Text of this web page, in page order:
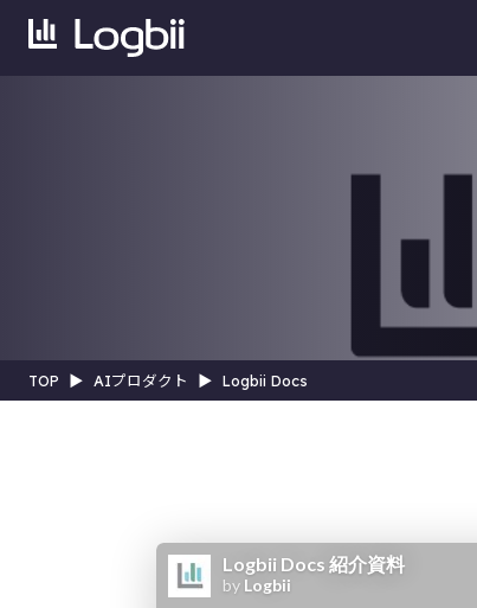
TOP ▶︎ AIプロダクト ▶︎ Logbii Docs